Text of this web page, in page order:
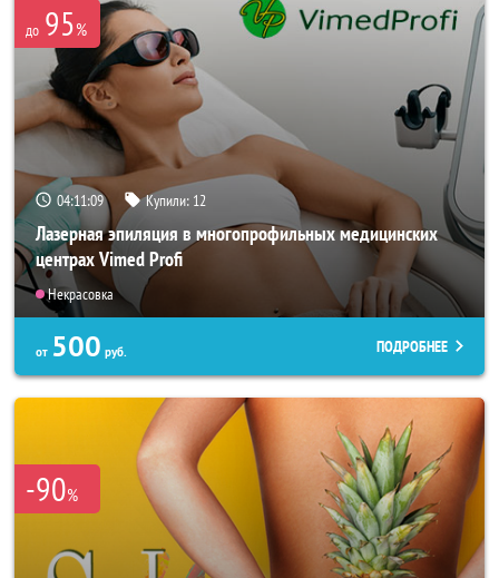
до 95%
04:11:07 Купили: 12
Лазерная эпиляция в многопрофильных медицинских
центрах Vimed Profi
Некрасовка
от 500 руб. ПОДРОБНЕЕ
-90%